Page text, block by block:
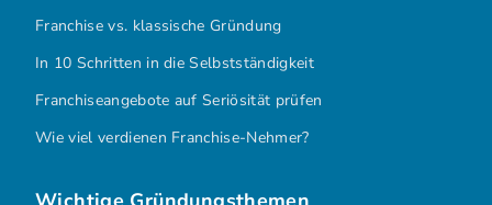
Franchise vs. klassische Gründung
In 10 Schritten in die Selbstständigkeit
Franchiseangebote auf Seriösität prüfen
Wie viel verdienen Franchise-Nehmer?